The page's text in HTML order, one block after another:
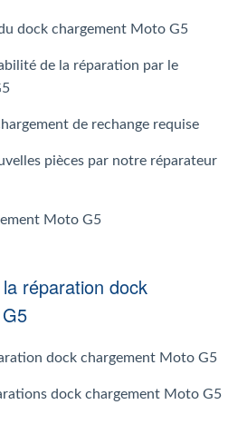
dock chargement Moto G5
de la réparation par le
de rechange requise
pièces par notre réparateur
Moto G5
réparation dock
dock chargement Moto G5
dock chargement Moto G5